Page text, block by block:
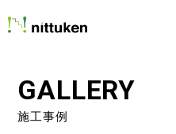
GALLERY
施工事例